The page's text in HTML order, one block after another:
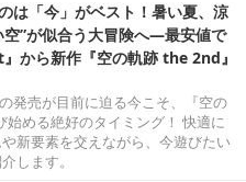
は「今」がベスト！暑い夏、涼
空”が似合う大冒険へ―最安値で
から新作『空の軌跡 the 2nd』
発売が目前に迫る今こそ、『空の
める絶好のタイミング！ 快適に
新要素を交えながら、今遊びたい
します。